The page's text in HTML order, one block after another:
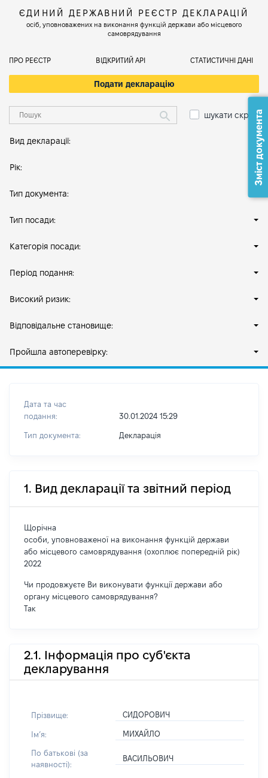
ЄДИНИЙ ДЕРЖАВНИЙ РЕЄСТР ДЕКЛАРАЦІЙ
осіб, уповноважених на виконання функцій держави або місцевого
самоврядування
ПРО РЕЄСТР ВІДКРИТИЙ АРІ СТАТИСТИЧНІ ДАНІ
Подати декларацію
шукати скрізь
Вид декларації:
Рік:
Тип документа:
Тип посади:
Категорія посади:
Період подання:
Високий ризик:
Відповідальне становище:
Пройшла автоперевірку:
Дата та час
подання:
30.01.2024 15:29
Тип документа: Декларація
1. Вид декларації та звітний період
Щорічна
особи, уповноваженої на виконання функцій держави
або місцевого самоврядування (охоплює попередній рік)
2022
Чи продовжуєте Ви виконувати функції держави або
органу місцевого самоврядування?
Так
2.1. Інформація про суб'єкта
декларування
Прізвище: СИДОРОВИЧ
Імʼя: МИХАЙЛО
По батькові (за
наявності):
ВАСИЛЬОВИЧ
Зміст документа